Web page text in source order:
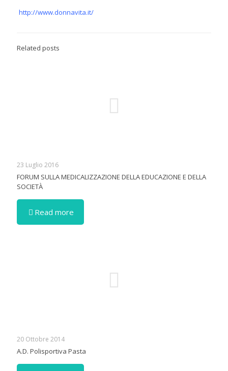
http://www.donnavita.it/
Related posts
23 Luglio 2016
FORUM SULLA MEDICALIZZAZIONE DELLA EDUCAZIONE E DELLA
SOCIETÀ
Read more
20 Ottobre 2014
A.D. Polisportiva Pasta